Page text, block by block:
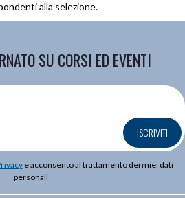
alla selezione.
SU CORSI ED EVENTI
ISCRIVITI
e acconsento al trattamento dei miei dati
personali